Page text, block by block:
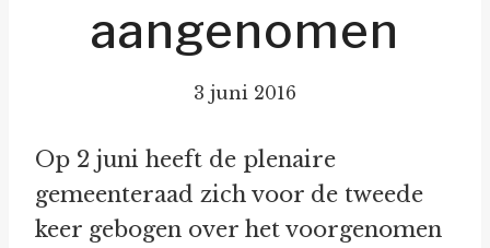
aangenomen
3 juni 2016
Op 2 juni heeft de plenaire
gemeenteraad zich voor de tweede
keer gebogen over het voorgenomen